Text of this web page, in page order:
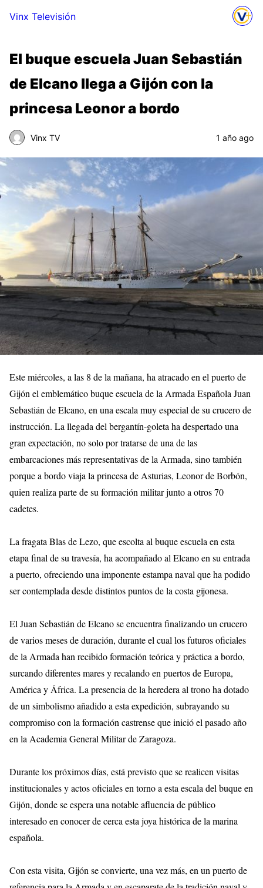
Vinx Televisión
El buque escuela Juan Sebastián
de Elcano llega a Gijón con la
princesa Leonor a bordo
Vinx TV 1 año ago
Este miércoles, a las 8 de la mañana, ha atracado en el puerto de
Gijón el emblemático buque escuela de la Armada Española Juan
Sebastián de Elcano, en una escala muy especial de su crucero de
instrucción. La llegada del bergantín-goleta ha despertado una
gran expectación, no solo por tratarse de una de las
embarcaciones más representativas de la Armada, sino también
porque a bordo viaja la princesa de Asturias, Leonor de Borbón,
quien realiza parte de su formación militar junto a otros 70
cadetes.
La fragata Blas de Lezo, que escolta al buque escuela en esta
etapa final de su travesía, ha acompañado al Elcano en su entrada
a puerto, ofreciendo una imponente estampa naval que ha podido
ser contemplada desde distintos puntos de la costa gijonesa.
El Juan Sebastián de Elcano se encuentra finalizando un crucero
de varios meses de duración, durante el cual los futuros oficiales
de la Armada han recibido formación teórica y práctica a bordo,
surcando diferentes mares y recalando en puertos de Europa,
América y África. La presencia de la heredera al trono ha dotado
de un simbolismo añadido a esta expedición, subrayando su
compromiso con la formación castrense que inició el pasado año
en la Academia General Militar de Zaragoza.
Durante los próximos días, está previsto que se realicen visitas
institucionales y actos oficiales en torno a esta escala del buque en
Gijón, donde se espera una notable afluencia de público
interesado en conocer de cerca esta joya histórica de la marina
española.
Con esta visita, Gijón se convierte, una vez más, en un puerto de